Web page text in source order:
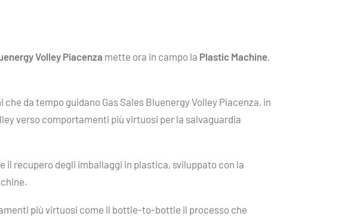
Volley Piacenza mette ora in campo la Plastic Machine,
da tempo guidano Gas Sales Bluenergy Volley Piacenza, in
verso comportamenti più virtuosi per la salvaguardia
il recupero degli imballaggi in plastica, sviluppato con la
più virtuosi come il bottle-to-bottle il processo che